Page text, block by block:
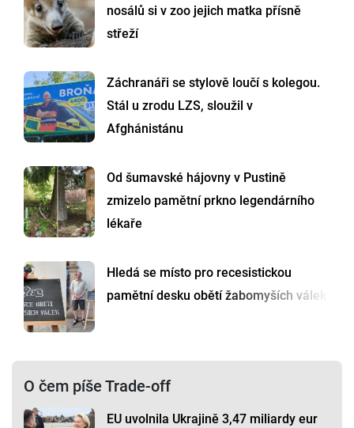
nosálů si v zoo jejich matka přísně
střeží
Záchranáři se stylově loučí s kolegou.
Stál u zrodu LZS, sloužil v
Afghánistánu
Od šumavské hájovny v Pustině
zmizelo pamětní prkno legendárního
lékaře
Hledá se místo pro recesistickou
pamětní desku obětí žabomyších válek
O čem píše Trade-off
EU uvolnila Ukrajině 3,47 miliardy eur